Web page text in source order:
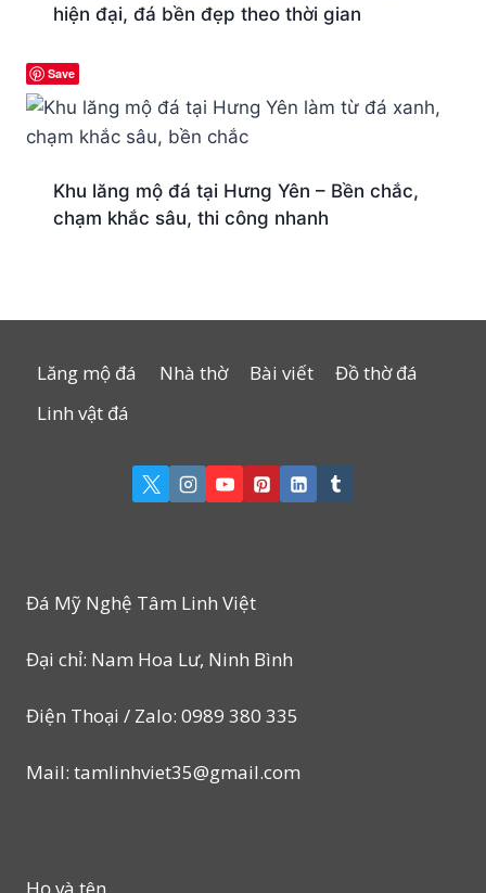
hiện đại, đá bền đẹp theo thời gian
Save
Khu lăng mộ đá tại Hưng Yên – Bền chắc,
chạm khắc sâu, thi công nhanh
Lăng mộ đá Nhà thờ Bài viết
Đồ thờ đá
Linh vật đá
Đá Mỹ Nghệ Tâm Linh Việt
Đại chỉ: Nam Hoa Lư, Ninh Bình
Điện Thoại / Zalo: 0989 380 335
Mail: tamlinhviet35@gmail.com